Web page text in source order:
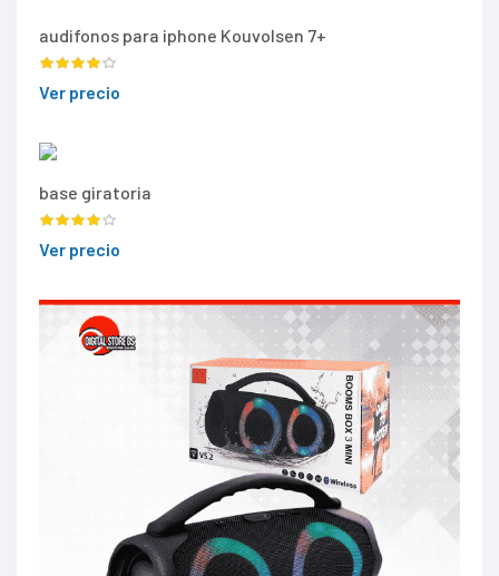
audifonos para iphone Kouvolsen 7+
Ver precio
base giratoria
Ver precio